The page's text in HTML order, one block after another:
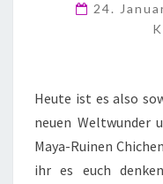
24.
Heute ist es also
neuen Weltwunder
Maya-Ruinen
ihr es euch